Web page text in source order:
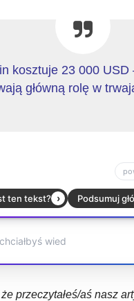
kosztuje 23 000 USD
główną rolę w
przeczytałeś/aś nasz